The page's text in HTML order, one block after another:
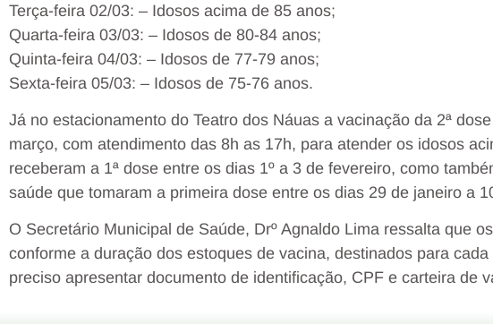
Terça-feira 02/03: – Idosos acima de 85 anos;
Quarta-feira 03/03: – Idosos de 80-84 anos;
Quinta-feira 04/03: – Idosos de 77-79 anos;
Sexta-feira 05/03: – Idosos de 75-76 anos.
Já no estacionamento do Teatro dos Náuas a vacinação da 2ª
março, com atendimento das 8h as 17h, para atender os idosos
receberam a 1ª dose entre os dias 1º a 3 de fevereiro, como
saúde que tomaram a primeira dose entre os dias 29 de janeiro a
O Secretário Municipal de Saúde, Drº Agnaldo Lima ressalta que
conforme a duração dos estoques de vacina, destinados para
preciso apresentar documento de identificação, CPF e carteira de